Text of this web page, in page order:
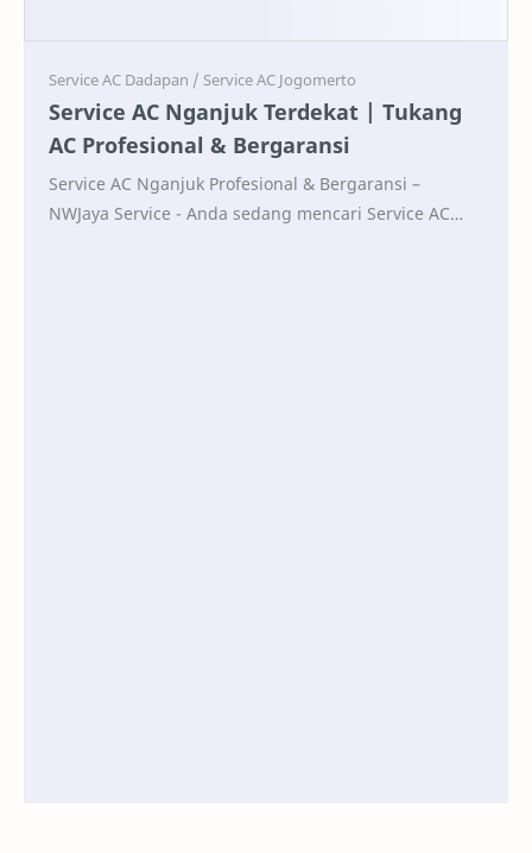
Service Service
Service AC Nganjuk Terdekat | Tukang
AC Profesional & Bergaransi
Service AC Nganjuk Profesional & Bergaransi –
NWJaya Service - Anda sedang mencari Service AC